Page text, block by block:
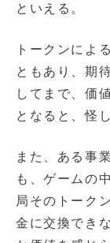
といえる。
トークンによ
ともあり、期
してまで、価
となると、怪
また、ある事
も、ゲームの
局そのトーク
金に交換でき